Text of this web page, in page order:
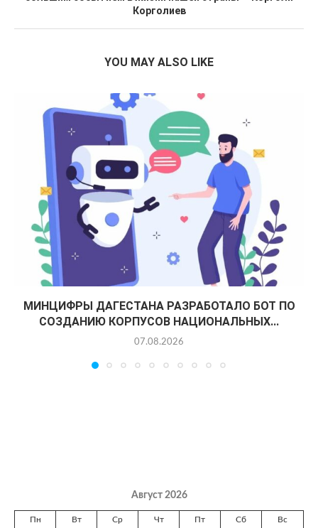
Корголиев
YOU MAY ALSO LIKE
МИНЦИФРЫ ДАГЕСТАНА РАЗРАБОТАЛО БОТ ПО
СОЗДАНИЮ КОРПУСОВ НАЦИОНАЛЬНЫХ...
07.08.2026
Август 2026
Пн Вт Ср Чт Пт Сб Вс